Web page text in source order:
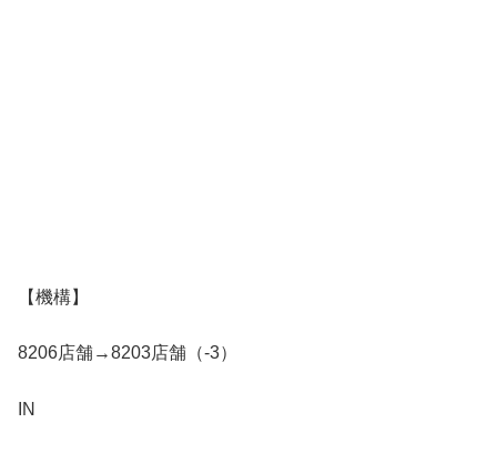
【機構】
8206店舗→8203店舗（-3）
IN